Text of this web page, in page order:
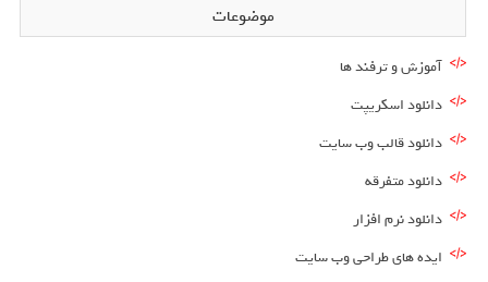
موضوعات
آموزش و ترفند ها
دانلود اسکریپت
دانلود قالب وب سایت
دانلود متفرقه
دانلود نرم افزار
ایده های طراحی وب سایت